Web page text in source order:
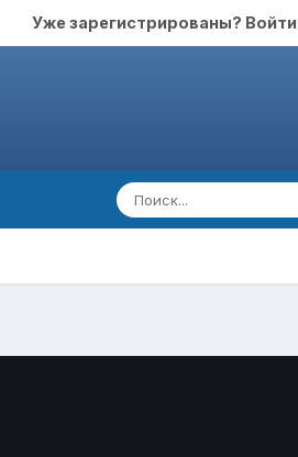
Уже зарегистрированы? Войти